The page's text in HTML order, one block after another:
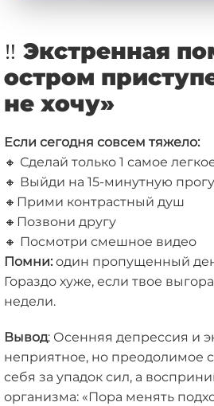
‼️ Экстренная
остром
не хочу»
Если сегодня совсем тяжело:
🔸 Сделай только 1 самое
🔸 Выйди на 15-минутную
🔸Прими контрастный душ
🔸Позвони другу
🔸 Посмотри смешное видео
Помни:один пропущенный
Гораздо хуже, если твое
недели.
Вывод: Осенняя депрессия и
неприятное, но преодолимое
себя за упадок сил, а
организма: «Пора менять